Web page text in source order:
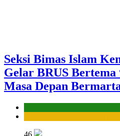
Seksi Bimas Islam
Gelar BRUS Bertema
Masa Depan